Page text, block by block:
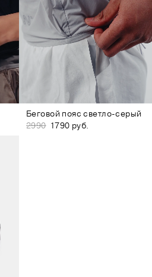
Беговой пояс светло-серый
2990 1790 руб.